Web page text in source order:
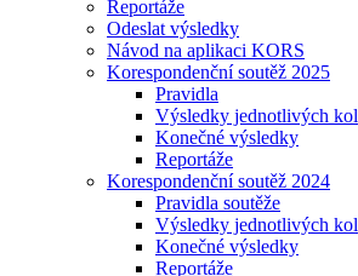
Reportáže
Odeslat výsledky
Návod na aplikaci KORS
Korespondenční soutěž 2025
Pravidla
Výsledky jednotlivých kol
Konečné výsledky
Reportáže
Korespondenční soutěž 2024
Pravidla soutěže
Výsledky jednotlivých kol
Konečné výsledky
Reportáže